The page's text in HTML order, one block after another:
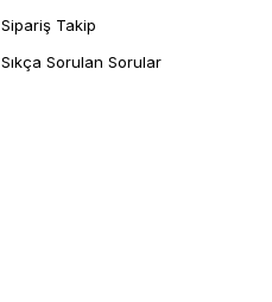
Sipariş Takip
Sıkça Sorulan Sorular